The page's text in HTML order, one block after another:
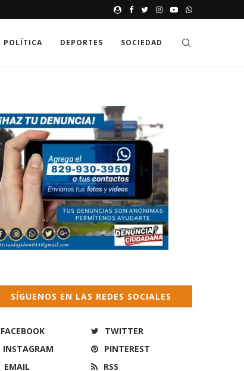
JAK GDZIE MOŻNA
POLÍTICA DEPORTES SOCIEDAD
SÍGUENOS EN LAS REDES SOCIALES
FACEBOOK
TWITTER
INSTAGRAM
PINTEREST
EMAIL
RSS